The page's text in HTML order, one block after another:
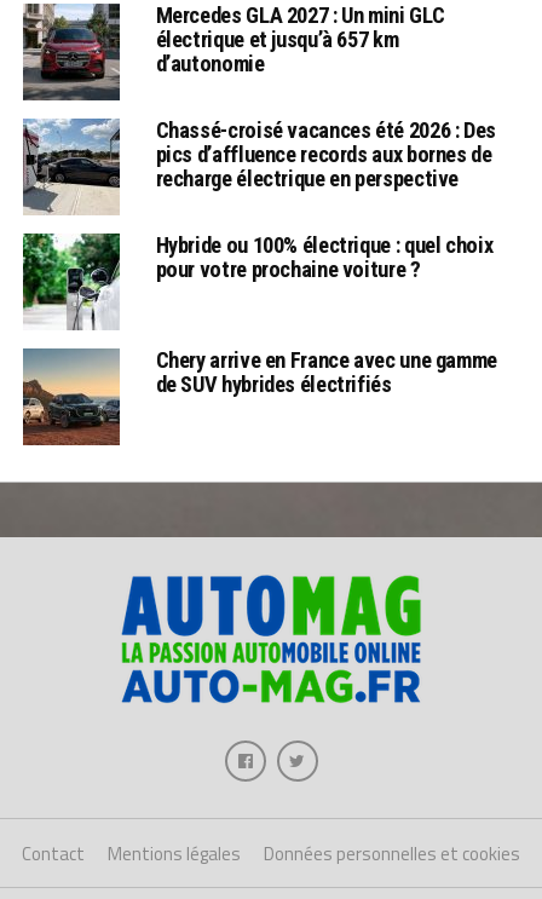
Mercedes GLA 2027 : Un mini GLC
électrique et jusqu’à 657 km
d’autonomie
Chassé-croisé vacances été 2026 : Des
pics d’affluence records aux bornes de
recharge électrique en perspective
Hybride ou 100% électrique : quel choix
pour votre prochaine voiture ?
Chery arrive en France avec une gamme
de SUV hybrides électrifiés
Contact Mentions légales Données personnelles et cookies